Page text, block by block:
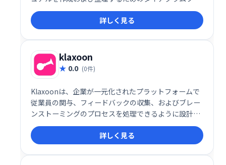
ルです。このツールは、プロセスを文書化し、計画戦
略とプロジェクトを管理するために、組織や企業が使
用します。
詳しく見る
klaxoon
0.0 (0件)
Klaxoonは、企業が一元化されたプラットフォームで
従業員の関与、フィードバックの収集、およびブレー
ンストーミングのプロセスを処理できるように設計さ
れた会議管理およびチームコラボレーションソフトウ
ェアです。
詳しく見る